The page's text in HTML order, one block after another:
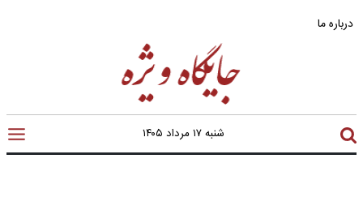
درباره ما
شنبه ۱۷ مرداد ۱۴۰۵